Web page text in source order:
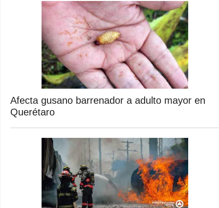
Afecta gusano barrenador a adulto mayor en
Querétaro